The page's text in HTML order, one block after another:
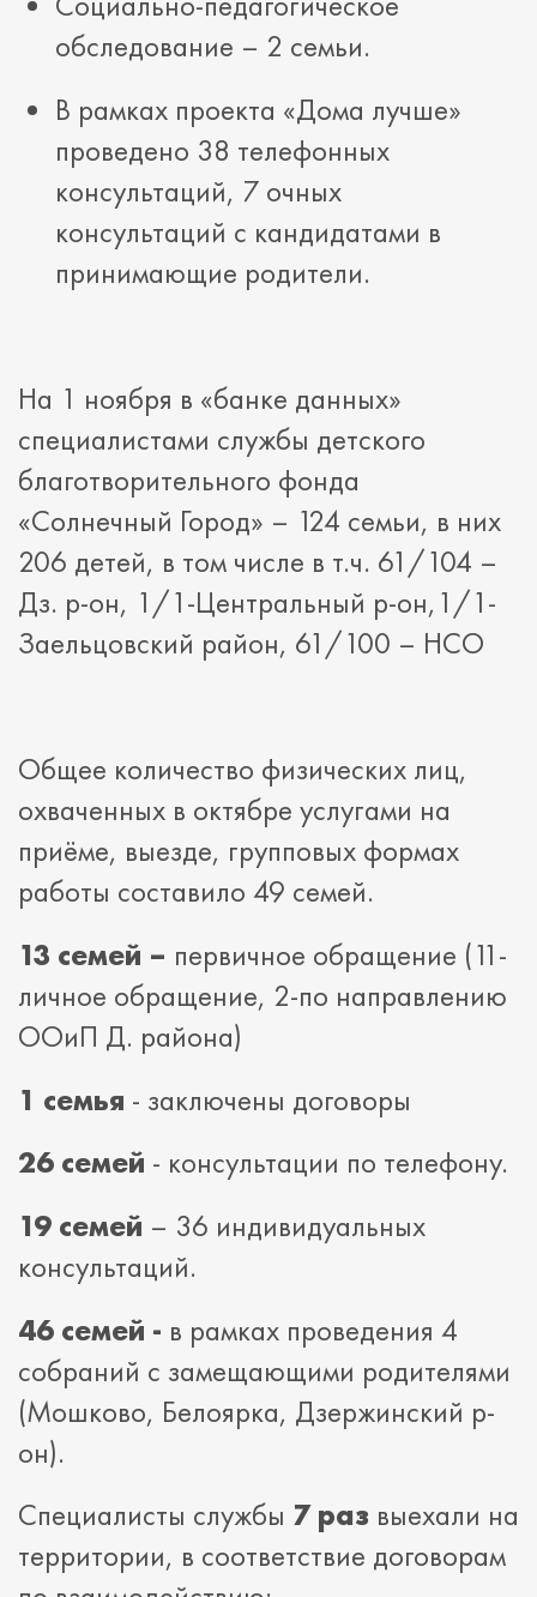
обследование – 2 семьи.
В рамках проекта «Дома лучше»
проведено 38 телефонных
консультаций, 7 очных
консультаций с кандидатами в
принимающие родители.
На 1 ноября в «банке данных»
специалистами службы детского
благотворительного фонда
«Солнечный Город» – 124 семьи, в них
206 детей, в том числе в т.ч. 61/104 –
Дз. р-он, 1/1-Центральный р-он,1/1-
Заельцовский район, 61/100 – НСО
Общее количество физических лиц,
охваченных в октябре услугами на
приёме, выезде, групповых формах
работы составило 49 семей.
13 семей – первичное обращение (11-
личное обращение, 2-по направлению
ООиП Д. района)
1 семья - заключены договоры
26 семей - консультации по телефону.
19 семей – 36 индивидуальных
консультаций.
46 семей - в рамках проведения 4
собраний с замещающими родителями
(Мошково, Белоярка, Дзержинский р-
он).
Специалисты службы 7 раз выехали на
территории, в соответствие договорам